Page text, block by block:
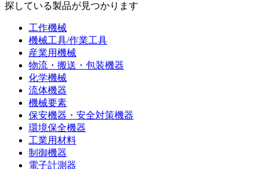
探している製品が見つかります
工作機械
機械工具/作業工具
産業用機械
物流・搬送・包装機器
化学機械
流体機器
機械要素
保安機器・安全対策機器
環境保全機器
工業用材料
制御機器
電子計測器